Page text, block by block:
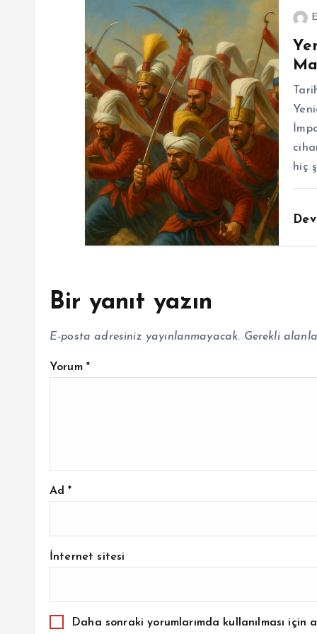
hiç
Bir yanıt yazın
E-posta adresiniz yayınlanmayacak. Gerekli
Yorum *
Ad*
İnternet sitesi
Daha sonraki yorumlarımda kullanılması için